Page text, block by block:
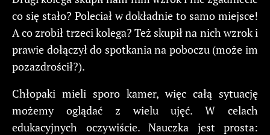
co się stało? Poleciał w dokładnie to samo miejsce!
A co zrobił trzeci kolega? Też skupił na nich wzrok i
prawie dołączył do spotkania na poboczu (może im
pozazdrościł?).
Chłopaki mieli sporo kamer, więc całą sytuację
możemy oglądać z wielu ujęć. W celach
edukacyjnych oczywiście. Nauczka jest prosta: